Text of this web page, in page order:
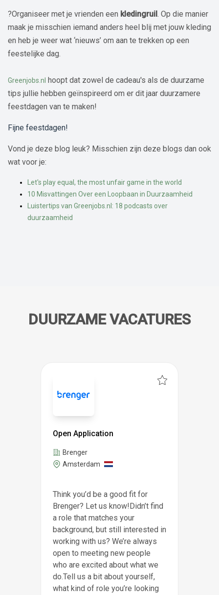
?Organiseer met je vrienden een kledingruil. Op die manier
maak je misschien iemand anders heel blij met jouw kleding
en heb je weer wat ‘nieuws’ om aan te trekken op een
feestelijke dag.
Greenjobs.nl hoopt dat zowel de cadeau's als de duurzame
tips jullie hebben geïnspireerd om er dit jaar duurzamere
feestdagen van te maken!
Fijne feestdagen!
Vond je deze blog leuk? Misschien zijn deze blogs dan ook
wat voor je:
Let's play equal, the most unfair game in the world
10 Misvattingen Over een Loopbaan in Duurzaamheid
Luistertips van Greenjobs.nl: 18 podcasts over
duurzaamheid
DUURZAME VACATURES
Open Application
Brenger
Amsterdam
Think you’d be a good fit for
Brenger? Let us know!Didn’t find
a role that matches your
background, but still interested in
working with us? We’re always
open to meeting new people
who are excited about what we
do.Tell us a bit about yourself,
what kind of role you’re looking